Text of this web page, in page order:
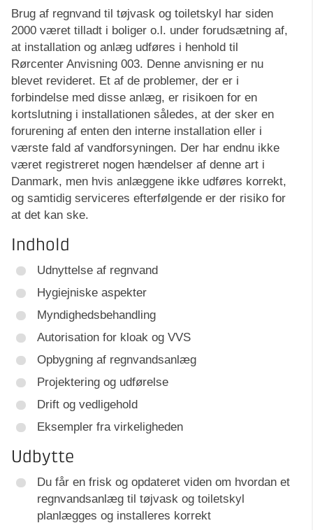
Brug af regnvand til tøjvask og toiletskyl har siden
2000 været tilladt i boliger o.l. under forudsætning af,
at installation og anlæg udføres i henhold til
Rørcenter Anvisning 003. Denne anvisning er nu
blevet revideret. Et af de problemer, der er i
forbindelse med disse anlæg, er risikoen for en
kortslutning i installationen således, at der sker en
forurening af enten den interne installation eller i
værste fald af vandforsyningen. Der har endnu ikke
været registreret nogen hændelser af denne art i
Danmark, men hvis anlæggene ikke udføres korrekt,
og samtidig serviceres efterfølgende er der risiko for
at det kan ske.
Indhold
Udnyttelse af regnvand
Hygiejniske aspekter
Myndighedsbehandling
Autorisation for kloak og VVS
Opbygning af regnvandsanlæg
Projektering og udførelse
Drift og vedligehold
Eksempler fra virkeligheden
Udbytte
Du får en frisk og opdateret viden om hvordan et
regnvandsanlæg til tøjvask og toiletskyl
planlægges og installeres korrekt